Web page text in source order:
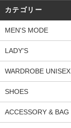
カテゴリー
MEN'S MODE
LADY'S
WARDROBE UNISEX
SHOES
ACCESSORY & BAG